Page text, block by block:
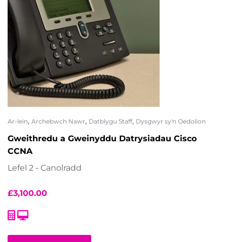
Ar-lein, Archebwch Nawr, Datblygu Staff, Dysgwyr sy'n Oedolion
Gweithredu a Gweinyddu Datrysiadau Cisco
CCNA
Lefel 2 - Canolradd
£3,100.00